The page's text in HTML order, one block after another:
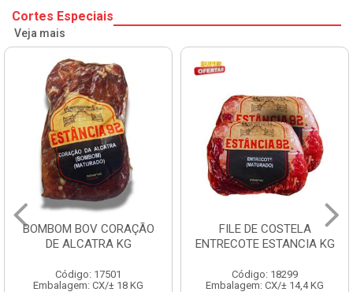
Cortes Especiais
Veja mais
BOMBOM BOV CORAÇÃO
DE ALCATRA KG
Código: 17501
Embalagem: CX/± 18 KG
FILE DE COSTELA
ENTRECOTE ESTANCIA KG
Código: 18299
Embalagem: CX/± 14,4 KG